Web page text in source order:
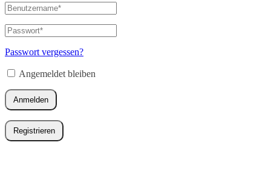
Benutzername
oder
E-
Mail-
Adresse*
Passwort*
Erforderlich
Passwort vergessen?
Angemeldet bleiben
Anmelden
Registrieren